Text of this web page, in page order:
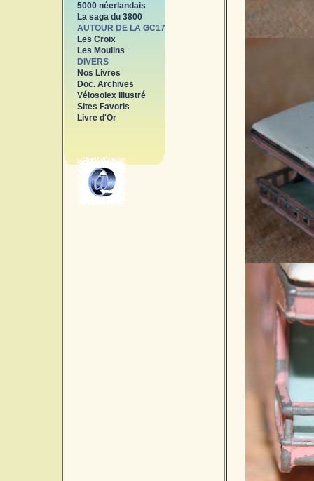
5000 néerlandais
La saga du 3800
AUTOUR DE LA GC17
Les Croix
Les Moulins
DIVERS
Nos Livres
Doc. Archives
Vélosolex Illustré
Sites Favoris
Livre d'Or